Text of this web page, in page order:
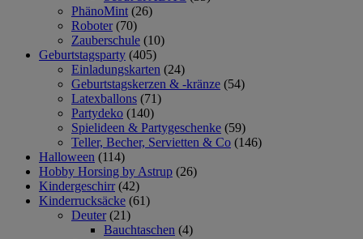
PhänoMint (26)
Roboter (70)
Zauberschule (10)
Geburtstagsparty (405)
Einladungskarten (24)
Geburtstagskerzen & -kränze (54)
Latexballons (71)
Partydeko (140)
Spielideen & Partygeschenke (59)
Teller, Becher, Servietten & Co (146)
Halloween (114)
Hobby Horsing by Astrup (26)
Kindergeschirr (42)
Kinderrucksäcke (61)
Deuter (21)
Bauchtaschen (4)